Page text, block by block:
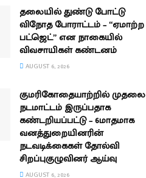
தலையில் துண்டு போட்டு
விநோத போராட்டம் – “ஏமாற்ற
பட்ஜெட்” என நாகையில்
விவசாயிகள் கண்டனம்
AUGUST 6, 2026
குமரிகோதையாற்றில் முதலை
நடமாட்டம் இருப்பதாக
கண்டறியப்பட்டு – 6மாதமாக
வனத்துறையினரின்
நடவடிக்கைகள் தோல்வி
சிறப்புகுழுவினர் ஆய்வு
AUGUST 6, 2026